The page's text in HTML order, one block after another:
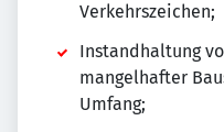
Verkehrszeichen;
Instandhaltung
mangelhafter
Umfang;